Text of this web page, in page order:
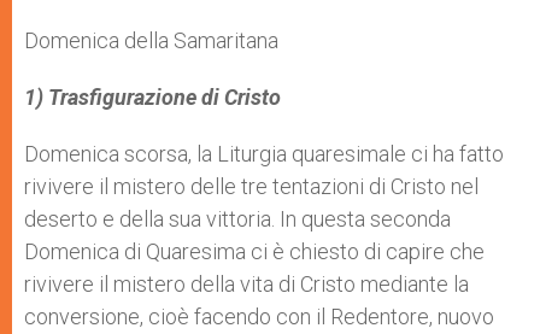
Domenica della Samaritana
1) Trasfigurazione di Cristo
Domenica scorsa, la Liturgia quaresimale ci ha fatto
rivivere il mistero delle tre tentazioni di Cristo nel
deserto e della sua vittoria. In questa seconda
Domenica di Quaresima ci è chiesto di capire che
rivivere il mistero della vita di Cristo mediante la
conversione, cioè facendo con il Redentore, nuovo